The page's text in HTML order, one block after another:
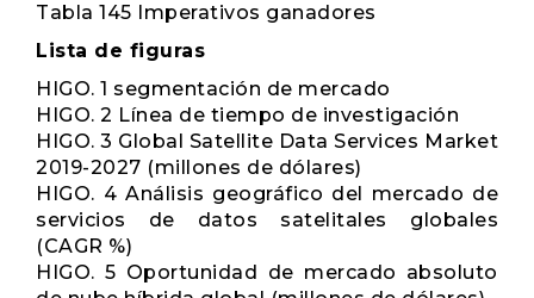
Tabla 145 Imperativos ganadores
Lista de figuras
HIGO. 1 segmentación de mercado
HIGO. 2 Línea de tiempo de investigación
HIGO. 3 Global Satellite Data Services Market
2019-2027 (millones de dólares)
HIGO. 4 Análisis geográfico del mercado de
servicios de datos satelitales globales
(CAGR %)
HIGO. 5 Oportunidad de mercado absoluto